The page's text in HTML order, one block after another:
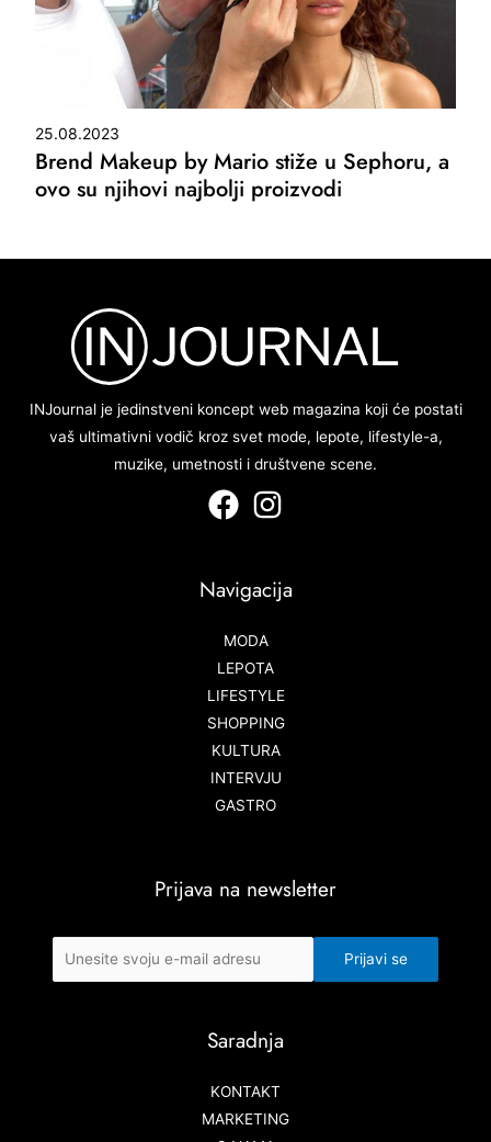
25.08.2023
Brend Makeup by Mario stiže u Sephoru, a
ovo su njihovi najbolji proizvodi
INJournal je jedinstveni koncept web magazina koji će postati
vaš ultimativni vodič kroz svet mode, lepote, lifestyle-a,
muzike, umetnosti i društvene scene.
Navigacija
MODA
LEPOTA
LIFESTYLE
SHOPPING
KULTURA
INTERVJU
GASTRO
Prijava na newsletter
Saradnja
KONTAKT
MARKETING